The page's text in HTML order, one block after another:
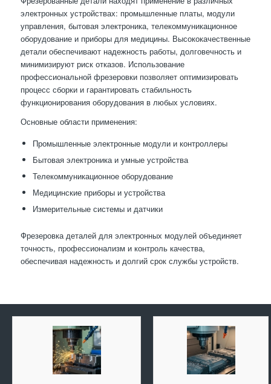
электронных устройствах: промышленные платы, модули
управления, бытовая электроника, телекоммуникационное
оборудование и приборы для медицины. Высококачественные
детали обеспечивают надежность работы, долговечность и
минимизируют риск отказов. Использование
профессиональной фрезеровки позволяет оптимизировать
процесс сборки и гарантировать стабильность
функционирования оборудования в любых условиях.
Основные области применения:
Промышленные электронные модули и контроллеры
Бытовая электроника и умные устройства
Телекоммуникационное оборудование
Медицинские приборы и устройства
Измерительные системы и датчики
Фрезеровка деталей для электронных модулей объединяет
точность, профессионализм и контроль качества,
обеспечивая надежность и долгий срок службы устройств.